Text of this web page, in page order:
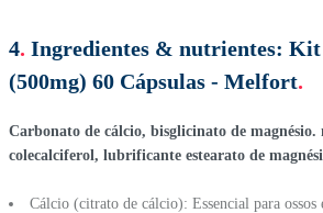
4. Ingredientes & nutrientes: Kit
(500mg) 60 Cápsulas - Melfort.
Carbonato de cálcio, bisglicinato de magnésio.
colecalciferol, lubrificante estearato de
Cálcio (citrato de cálcio): Essencial para ossos